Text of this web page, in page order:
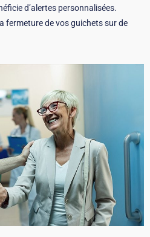
d’alertes personnalisées.
fermeture de vos guichets sur de